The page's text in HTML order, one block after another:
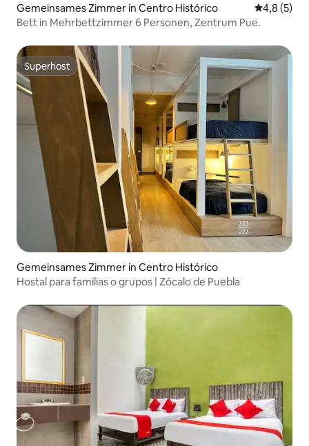
Gemeinsames Zimmer in Centro Histórico
4,8 (5)
Bett in Mehrbettzimmer 6 Personen, Zentrum Pue.
Superhost
Superhost
Gemeinsames Zimmer in Centro Histórico
Hostal para familias o grupos | Zócalo de Puebla